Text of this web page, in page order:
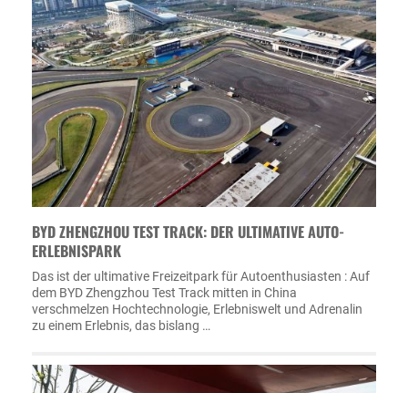
BYD ZHENGZHOU TEST TRACK: DER ULTIMATIVE AUTO-
ERLEBNISPARK
Das ist der ultimative Freizeitpark für Autoenthusiasten : Auf
dem BYD Zhengzhou Test Track mitten in China
verschmelzen Hochtechnologie, Erlebniswelt und Adrenalin
zu einem Erlebnis, das bislang …